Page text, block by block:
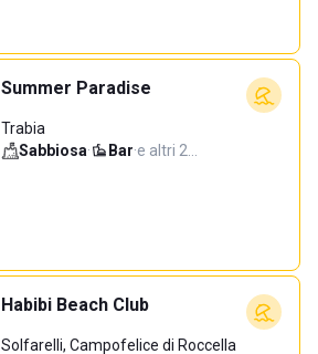
Summer Paradise
Trabia
Sabbiosa· Bar·e altri 2…
Habibi Beach Club
Solfarelli, Campofelice di Roccella